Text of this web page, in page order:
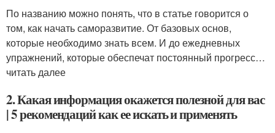
По названию можно понять, что в статье говорится о
том, как начать саморазвитие. От базовых основ,
которые необходимо знать всем. И до ежедневных
упражнений, которые обеспечат постоянный прогресс…
читать далее
2. Какая информация окажется полезной для вас
| 5 рекомендаций как ее искать и применять